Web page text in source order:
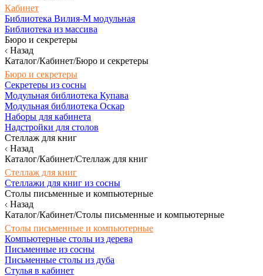
Кабинет
Библиотека Вилия-М модульная
Библиотека из массива
Бюро и секретеры
Назад
Каталог/Кабинет/Бюро и секретеры
Бюро и секретеры
Секретеры из сосны
Модульная библиотека Купава
Модульная библиотека Оскар
Наборы для кабинета
Надстройки для столов
Стеллаж для книг
Назад
Каталог/Кабинет/Стеллаж для книг
Стеллаж для книг
Стеллажи для книг из сосны
Столы письменные и компьютерные
Назад
Каталог/Кабинет/Столы письменные и компьютерные
Столы письменные и компьютерные
Компьютерные столы из дерева
Письменные из сосны
Письменные столы из дуба
Стулья в кабинет